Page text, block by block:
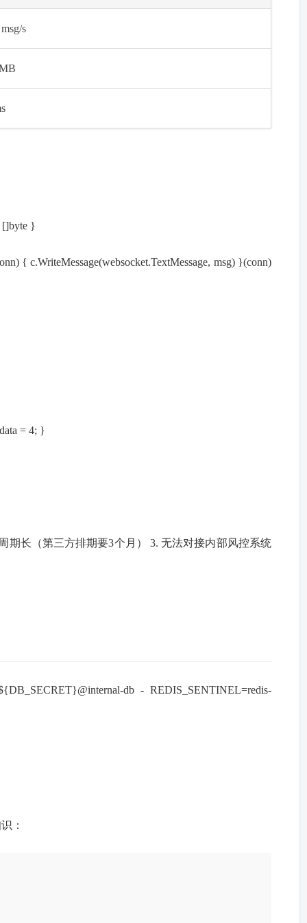
s
[]byte }
{ c.WriteMessage(websocket.TextMessage, msg) }(conn)
= 4; }
期长（第三方排期要3个月） 3. 无法对接内部风控系统
db - REDIS_SENTINEL=redis-
：